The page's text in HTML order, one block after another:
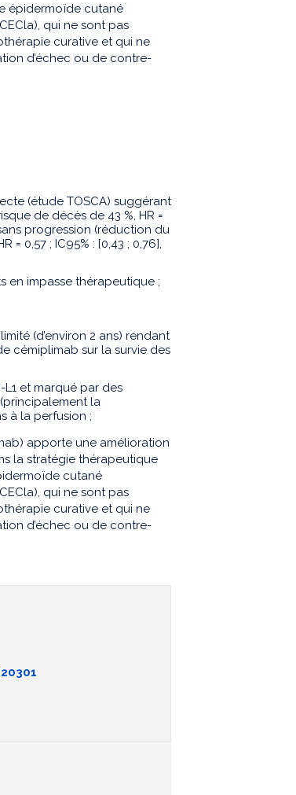
épidermoïde cutané
qui ne sont pas
curative et qui ne
d’échec ou de contre-
(étude TOSCA) suggérant
de décès de 43 %, HR =
progression (réduction du
0,57 ; IC95% : [0,43 ; 0,76],
en impasse thérapeutique ;
(d’environ 2 ans) rendant
cémiplimab sur la survie des
et marqué par des
la
à la perfusion ;
apporte une amélioration
la stratégie thérapeutique
cutané
qui ne sont pas
curative et qui ne
d’échec ou de contre-